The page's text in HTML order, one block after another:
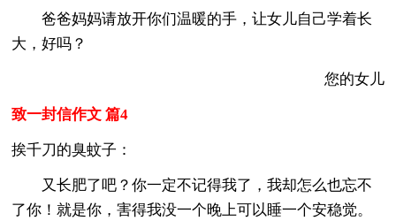
爸爸妈妈请放开你们温暖的手，让女儿自己学着长
大，好吗？
您的女儿
致一封信作文 篇4
挨千刀的臭蚊子：
又长肥了吧？你一定不记得我了，我却怎么也忘不
了你！就是你，害得我没一个晚上可以睡一个安稳觉。